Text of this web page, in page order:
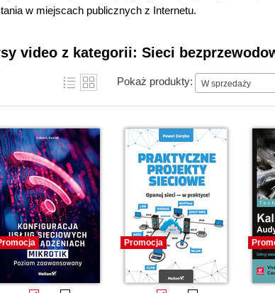
w miejscach publicznych z Internetu.
video z kategorii: Sieci
Pokaż produkty: W sprzedaży
Promocja